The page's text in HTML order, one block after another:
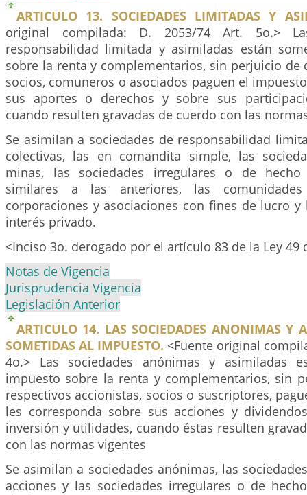
ARTICULO 13. SOCIEDADES LIMITADAS Y
original compilada: D. 2053/74 Art. 5o.>
responsabilidad limitada y asimiladas están
sobre la renta y complementarios, sin perjuicio de
socios, comuneros o asociados paguen el
sus aportes o derechos y sobre sus
cuando resulten gravadas de cuerdo con las
Se asimilan a sociedades de responsabilidad
colectivas, las en comandita simple, las
minas, las sociedades irregulares o de hecho
similares a las anteriores, las comunidades
corporaciones y asociaciones con fines de lucro y
interés privado.
<Inciso 3o. derogado por el artículo 83 de la Ley 49
Notas de Vigencia
Jurisprudencia Vigencia
Legislación Anterior
ARTICULO 14. LAS SOCIEDADES ANONIMAS Y
SOMETIDAS AL IMPUESTO. <Fuente original
4o.> Las sociedades anónimas y asimiladas
impuesto sobre la renta y complementarios, sin
respectivos accionistas, socios o suscriptores,
les corresponda sobre sus acciones y
inversión y utilidades, cuando éstas resulten
con las normas vigentes
Se asimilan a sociedades anónimas, las
acciones y las sociedades irregulares o de